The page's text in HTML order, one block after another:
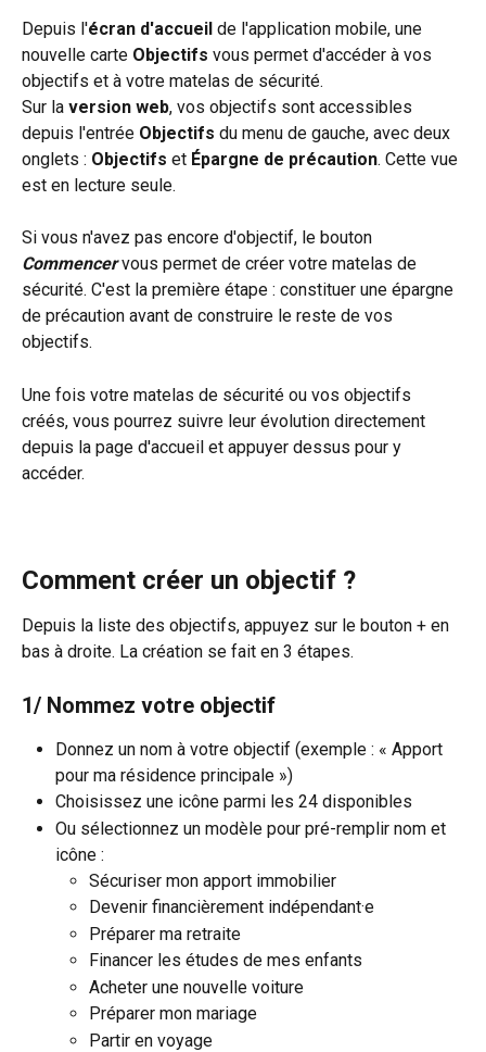
Depuis l'écran d'accueil de l'application mobile, une
nouvelle carte Objectifs vous permet d'accéder à vos
objectifs et à votre matelas de sécurité.
Sur la version web, vos objectifs sont accessibles
depuis l'entrée Objectifs du menu de gauche, avec deux
onglets : Objectifs et Épargne de précaution. Cette vue
est en lecture seule.
Si vous n'avez pas encore d'objectif, le bouton
Commencer vous permet de créer votre matelas de
sécurité. C'est la première étape : constituer une épargne
de précaution avant de construire le reste de vos
objectifs.
Une fois votre matelas de sécurité ou vos objectifs
créés, vous pourrez suivre leur évolution directement
depuis la page d'accueil et appuyer dessus pour y
accéder.
Comment créer un objectif ?
Depuis la liste des objectifs, appuyez sur le bouton + en
bas à droite. La création se fait en 3 étapes.
1/ Nommez votre objectif
Donnez un nom à votre objectif (exemple : « Apport
pour ma résidence principale »)
Choisissez une icône parmi les 24 disponibles
Ou sélectionnez un modèle pour pré-remplir nom et
icône :
Sécuriser mon apport immobilier
Devenir financièrement indépendant·e
Préparer ma retraite
Financer les études de mes enfants
Acheter une nouvelle voiture
Préparer mon mariage
Partir en voyage